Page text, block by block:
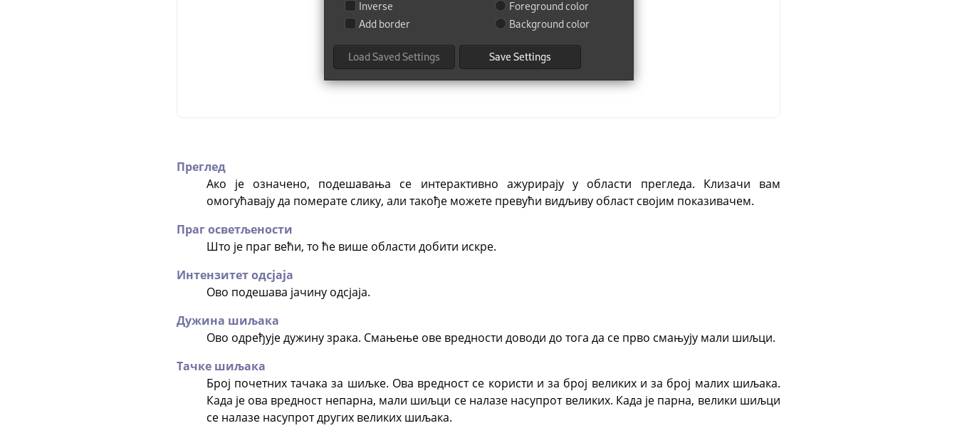
Преглед
Ако је означено, подешавања се интерактивно ажурирају у области прегледа. Клизачи вам
омогућавају да померате слику, али такође можете превући видљиву област својим показивачем.
Праг осветљености
Што је праг већи, то ће више области добити искре.
Интензитет одсјаја
Ово подешава јачину одсјаја.
Дужина шиљака
Ово одређује дужину зрака. Смањење ове вредности доводи до тога да се прво смањују мали шиљци.
Тачке шиљака
Број почетних тачака за шиљке. Ова вредност се користи и за број великих и за број малих шиљака.
Када је ова вредност непарна, мали шиљци се налазе насупрот великих. Када је парна, велики шиљци
се налазе насупрот других великих шиљака.